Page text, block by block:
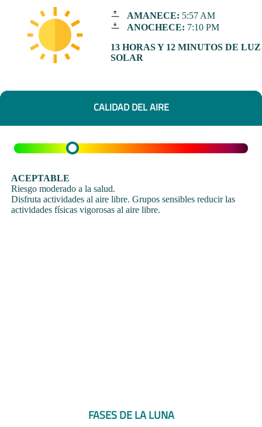
AMANECE: 5:57 AM
ANOCHECE: 7:10 PM
13 HORAS Y 12 MINUTOS DE LUZ
SOLAR
CALIDAD DEL AIRE
ACEPTABLE
Riesgo moderado a la salud.
Disfruta actividades al aire libre. Grupos sensibles reducir las
actividades físicas vigorosas al aire libre.
FASES DE LA LUNA